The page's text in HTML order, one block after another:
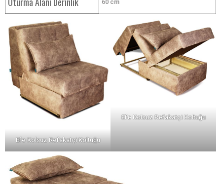
60 cm
Efe Kolsuz Refakatçi Koltuğu
Efe Kolsuz Refakatçi Koltuğu